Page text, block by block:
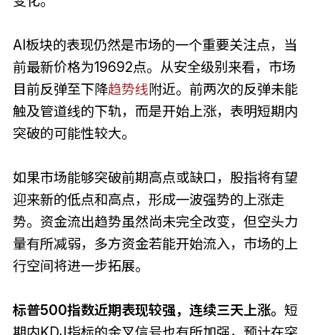
AI板块的表现仍然是市场的一个重要关注点，当
前最新价格为19692点。从安全级别来看，市场
目前反弹至下降趋势线附近。前两次的反弹未能
触及管道线的下轨，而是开始上涨，表明短期内
突破的可能性较大。
如果市场能够突破前期高点或缺口，股指将有望
迎来新的低点和高点，形成一波强势的上涨走
势。资金流出趋势虽然尚未完全改变，但空头力
量有所减弱，多方资金若能开始流入，市场的上
行空间将进一步拓展。
标普500指数近期表现较强，连续三天上涨。 短